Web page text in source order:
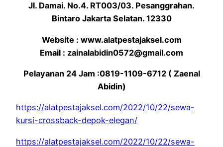
Jl. Damai. No.4. RT003/03. Pesanggrahan.
Bintaro Jakarta Selatan. 12330
Website : www.alatpestajaksel.com
Email : zainalabidin0572@gmail.com
Pelayanan 24 Jam :0819-1109-6712 ( Zaenal
Abidin)
https://alatpestajaksel.com/2022/10/22/sewa-
kursi-crossback-depok-elegan/
https://alatpestajaksel.com/2022/10/22/sewa-